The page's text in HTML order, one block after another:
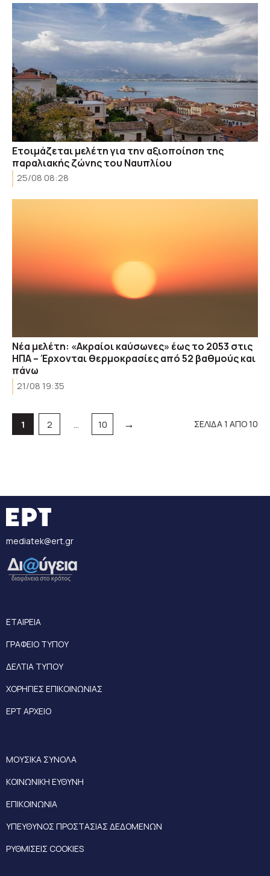
Ετοιμάζεται μελέτη για την αξιοποίηση της
παραλιακής ζώνης του Ναυπλίου
25/08 08:28
Νέα μελέτη: «Ακραίοι καύσωνες» έως το 2053 στις
ΗΠΑ – Έρχονται θερμοκρασίες από 52 βαθμούς και
πάνω
21/08 19:35
Σελίδα
1 Σελίδα
2 … Σελίδα
10 → ΣΕΛΙΔΑ 1 ΑΠΟ 10
mediatek@ert.gr
ΕΤΑΙΡΕΙΑ
ΓΡΑΦΕΙΟ ΤΥΠΟΥ
ΔΕΛΤΙΑ ΤΥΠΟΥ
ΧΟΡΗΓΙΕΣ ΕΠΙΚΟΙΝΩΝΙΑΣ
ΕΡΤ ΑΡΧΕΙΟ
ΜΟΥΣΙΚΑ ΣΥΝΟΛΑ
ΚΟΙΝΩΝΙΚΗ ΕΥΘΥΝΗ
ΕΠΙΚΟΙΝΩΝΙΑ
ΥΠΕΥΘΥΝΟΣ ΠΡΟΣΤΑΣΙΑΣ ΔΕΔΟΜΕΝΩΝ
ΡΥΘΜΙΣΕΙΣ COOKIES